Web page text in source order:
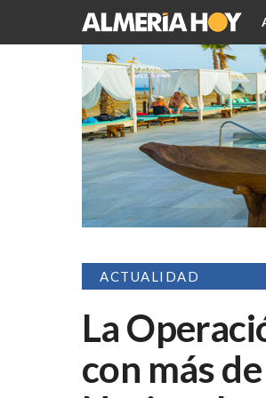
ACTUALIDAD
La
con más